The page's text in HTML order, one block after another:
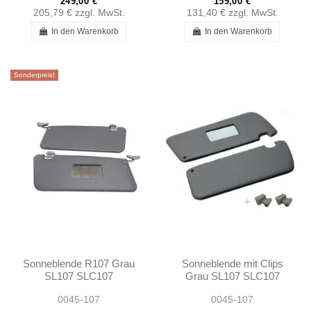
205,79 € zzgl. MwSt.
In den Warenkorb
131,40 € zzgl. MwSt.
In den Warenkorb
Sonderpreis!
Sonneblende R107 Grau
SL107 SLC107
0045-107
Sonneblende mit Clips
Grau SL107 SLC107
0045-107